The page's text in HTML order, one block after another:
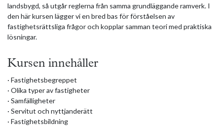
landsbygd, så utgår reglerna från samma grundläggande ramverk. I
den här kursen lägger vi en bred bas för förståelsen av
fastighetsrättsliga frågor och kopplar samman teori med praktiska
lösningar.
Kursen innehåller
· Fastighetsbegreppet
· Olika typer av fastigheter
· Samfälligheter
· Servitut och nyttjanderätt
· Fastighetsbildning